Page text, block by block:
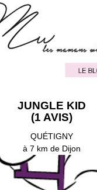
JUNGLE KID
(1 AVIS)
QUÉTIGNY
à 7 km de Dijon